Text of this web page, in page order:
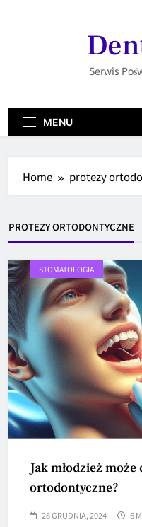
Serwis
MENU
Home protezy
PROTEZY ORTODONTYCZNE
STOMATOLOGIA
Jak młodzież
ortodontyczne?
28 GRUDNIA, 2024 6